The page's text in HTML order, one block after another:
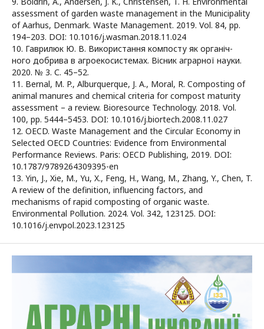
assessment of garden waste management in the Municipality
of Aarhus, Denmark. Waste Management. 2019. Vol. 84, pp.
194–203. DOI: 10.1016/j.wasman.2018.11.024
10. Гаврилюк Ю. В. Використання компосту як органіч-
ного добрива в агроекосистемах. Вісник аграрної науки.
2020. № 3. С. 45–52.
11. Bernal, M. P., Alburquerque, J. A., Moral, R. Composting of
animal manures and chemical criteria for compost maturity
assessment – a review. Bioresource Technology. 2018. Vol.
100, pp. 5444–5453. DOI: 10.1016/j.biortech.2008.11.027
12. OECD. Waste Management and the Circular Economy in
Selected OECD Countries: Evidence from Environmental
Performance Reviews. Paris: OECD Publishing, 2019. DOI:
10.1787/9789264309395-en
13. Yin, J., Xie, M., Yu, X., Feng, H., Wang, M., Zhang, Y., Chen, T.
A review of the definition, influencing factors, and
mechanisms of rapid composting of organic waste.
Environmental Pollution. 2024. Vol. 342, 123125. DOI:
10.1016/j.envpol.2023.123125